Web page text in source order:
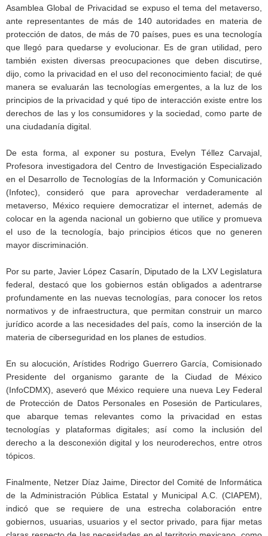
Asamblea Global de Privacidad se expuso el tema del metaverso,
ante representantes de más de 140 autoridades en materia de
protección de datos, de más de 70 países, pues es una tecnología
que llegó para quedarse y evolucionar. Es de gran utilidad, pero
también existen diversas preocupaciones que deben discutirse,
dijo, como la privacidad en el uso del reconocimiento facial; de qué
manera se evaluarán las tecnologías emergentes, a la luz de los
principios de la privacidad y qué tipo de interacción existe entre los
derechos de las y los consumidores y la sociedad, como parte de
una ciudadanía digital.
De esta forma, al exponer su postura, Evelyn Téllez Carvajal,
Profesora investigadora del Centro de Investigación Especializado
en el Desarrollo de Tecnologías de la Información y Comunicación
(Infotec), consideró que para aprovechar verdaderamente al
metaverso, México requiere democratizar el internet, además de
colocar en la agenda nacional un gobierno que utilice y promueva
el uso de la tecnología, bajo principios éticos que no generen
mayor discriminación.
Por su parte, Javier López Casarín, Diputado de la LXV Legislatura
federal, destacó que los gobiernos están obligados a adentrarse
profundamente en las nuevas tecnologías, para conocer los retos
normativos y de infraestructura, que permitan construir un marco
jurídico acorde a las necesidades del país, como la inserción de la
materia de ciberseguridad en los planes de estudios.
En su alocución, Arístides Rodrigo Guerrero García, Comisionado
Presidente del organismo garante de la Ciudad de México
(InfoCDMX), aseveró que México requiere una nueva Ley Federal
de Protección de Datos Personales en Posesión de Particulares,
que abarque temas relevantes como la privacidad en estas
tecnologías y plataformas digitales; así como la inclusión del
derecho a la desconexión digital y los neuroderechos, entre otros
tópicos.
Finalmente, Netzer Díaz Jaime, Director del Comité de Informática
de la Administración Pública Estatal y Municipal A.C. (CIAPEM),
indicó que se requiere de una estrecha colaboración entre
gobiernos, usuarias, usuarios y el sector privado, para fijar metas